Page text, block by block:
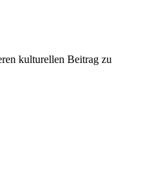
kulturellen Beitrag zu